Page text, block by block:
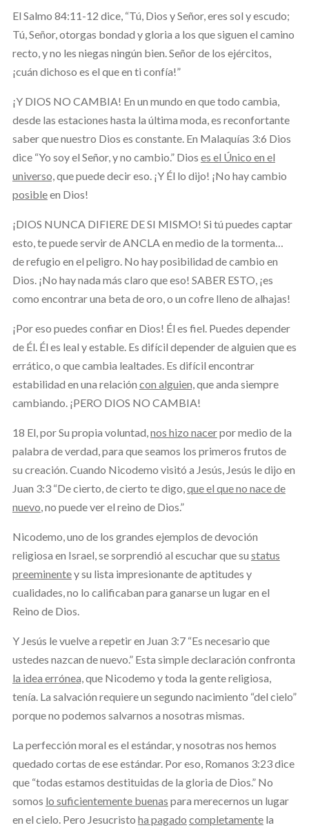
El Salmo 84:11-12 dice, “Tú, Dios y Señor, eres sol y escudo;
Tú, Señor, otorgas bondad y gloria a los que siguen el camino
recto, y no les niegas ningún bien. Señor de los ejércitos,
¡cuán dichoso es el que en ti confía!”
¡Y DIOS NO CAMBIA! En un mundo en que todo cambia,
desde las estaciones hasta la última moda, es reconfortante
saber que nuestro Dios es constante. En Malaquías 3:6 Dios
dice “Yo soy el Señor, y no cambio.” Dios es el Único en el
universo,que puede decir eso. ¡Y Él lo dijo! ¡No hay cambio
posibleen Dios!
¡DIOS NUNCA DIFIERE DE SI MISMO! Si tú puedes captar
esto, te puede servir de ANCLA en medio de la tormenta…
de refugio en el peligro. No hay posibilidad de cambio en
Dios. ¡No hay nada más claro que eso! SABER ESTO, ¡es
como encontrar una beta de oro, o un cofre lleno de alhajas!
¡Por eso puedes confiar en Dios! Él es fiel. Puedes depender
de Él. Él es leal y estable. Es difícil depender de alguien que es
errático, o que cambia lealtades. Es difícil encontrar
estabilidad en una relación con alguien,que anda siempre
cambiando. ¡PERO DIOS NO CAMBIA!
18 El, por Su propia voluntad,nos hizo nacerpor medio de la
palabra de verdad, para que seamos los primeros frutos de
su creación. Cuando Nicodemo visitó a Jesús, Jesús le dijo en
Juan 3:3 “De cierto, de cierto te digo,que el que no nace de
nuevo, no puede ver el reino de Dios.”
Nicodemo, uno de los grandes ejemplos de devoción
religiosa en Israel, se sorprendió al escuchar que su status
preeminentey su lista impresionante de aptitudes y
cualidades, no lo calificaban para ganarse un lugar en el
Reino de Dios.
Y Jesús le vuelve a repetir en Juan 3:7 “Es necesario que
ustedes nazcan de nuevo.” Esta simple declaración confronta
la idea errónea,que Nicodemo y toda la gente religiosa,
tenía. La salvación requiere un segundo nacimiento “del cielo”
porque no podemos salvarnos a nosotras mismas.
La perfección moral es el estándar, y nosotras nos hemos
quedado cortas de ese estándar. Por eso, Romanos 3:23 dice
que “todas estamos destituidas de la gloria de Dios.” No
somos lo suficientemente buenas para merecernos un lugar
en el cielo. Pero Jesucristo ha pagado completamentela